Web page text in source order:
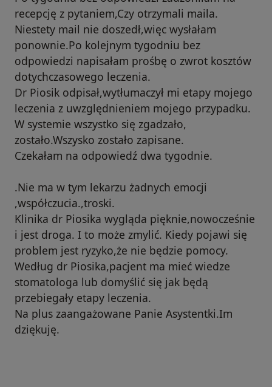
recepcję z pytaniem,Czy otrzymali maila.
Niestety mail nie doszedł,więc wysłałam
ponownie.Po kolejnym tygodniu bez
odpowiedzi napisałam prośbę o zwrot kosztów
dotychczasowego leczenia.
Dr Piosik odpisał,wytłumaczył mi etapy mojego
leczenia z uwzględnieniem mojego przypadku.
W systemie wszystko się zgadzało,
zostało.Wszysko zostało zapisane.
Czekałam na odpowiedź dwa tygodnie.
.Nie ma w tym lekarzu żadnych emocji
,współczucia.,troski.
Klinika dr Piosika wygląda pięknie,nowocześnie
i jest droga. I to może zmylić. Kiedy pojawi się
problem jest ryzyko,że nie będzie pomocy.
Według dr Piosika,pacjent ma mieć wiedze
stomatologa lub domyślić się jak będą
przebiegały etapy leczenia.
Na plus zaangażowane Panie Asystentki.Im
dziękuję.